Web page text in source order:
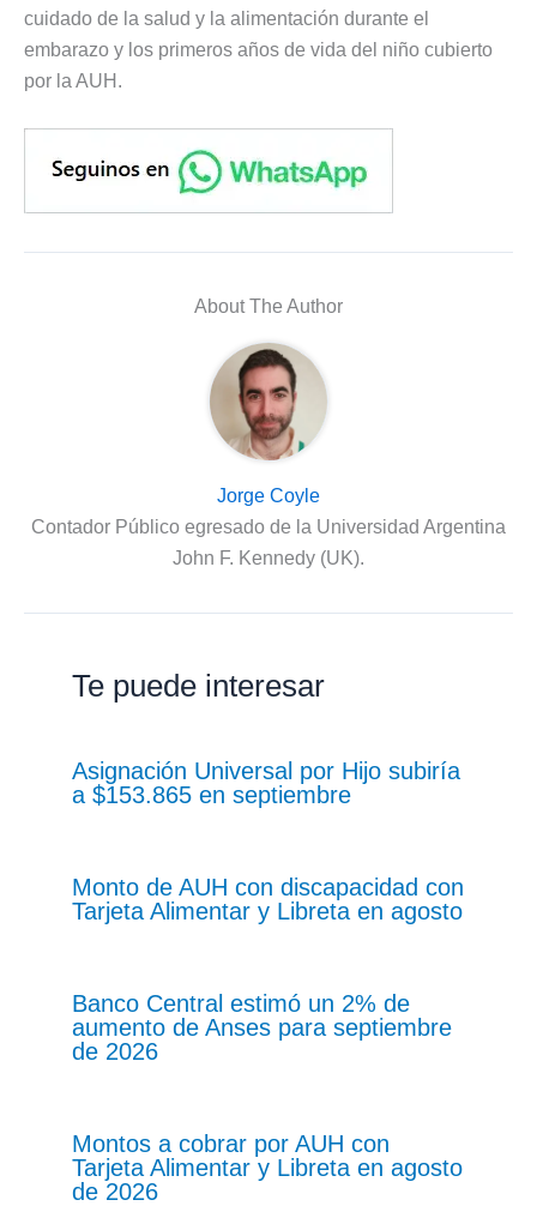
cuidado de la salud y la alimentación durante el
embarazo y los primeros años de vida del niño cubierto
por la AUH.
About The Author
Jorge Coyle
Contador Público egresado de la Universidad Argentina
John F. Kennedy (UK).
Te puede interesar
Asignación Universal por Hijo subiría
a $153.865 en septiembre
Monto de AUH con discapacidad con
Tarjeta Alimentar y Libreta en agosto
Banco Central estimó un 2% de
aumento de Anses para septiembre
de 2026
Montos a cobrar por AUH con
Tarjeta Alimentar y Libreta en agosto
de 2026